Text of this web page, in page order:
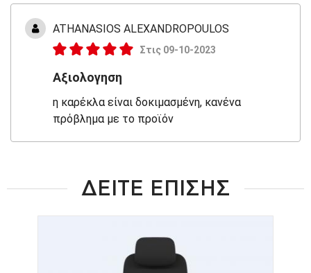
ATHANASIOS ALEXANDROPOULOS
Στις 09-10-2023
Αξιολογηση
η καρέκλα είναι δοκιμασμένη, κανένα
πρόβλημα με το προϊόν
ΔΕΙΤΕ ΕΠΙΣΗΣ